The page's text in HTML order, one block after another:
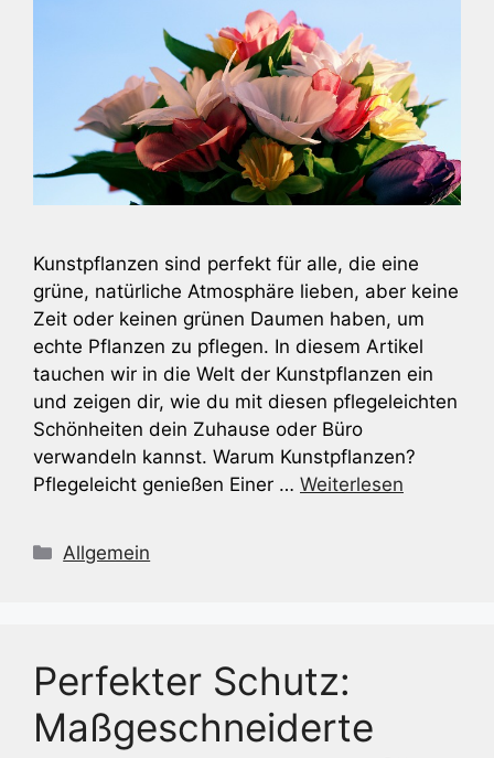
Kunstpflanzen sind perfekt für alle, die eine
grüne, natürliche Atmosphäre lieben, aber keine
Zeit oder keinen grünen Daumen haben, um
echte Pflanzen zu pflegen. In diesem Artikel
tauchen wir in die Welt der Kunstpflanzen ein
und zeigen dir, wie du mit diesen pflegeleichten
Schönheiten dein Zuhause oder Büro
verwandeln kannst. Warum Kunstpflanzen?
Pflegeleicht genießen Einer … Weiterlesen
Kategorien
Allgemein
Perfekter Schutz:
Maßgeschneiderte